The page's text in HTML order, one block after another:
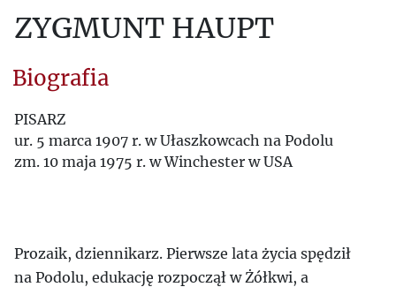
ZYGMUNT HAUPT
Biografia
PISARZ
ur. 5 marca 1907 r. w Ułaszkowcach na Podolu
zm. 10 maja 1975 r. w Winchester w USA
Prozaik, dziennikarz. Pierwsze lata życia spędził
na Podolu, edukację rozpoczął w Żółkwi, a